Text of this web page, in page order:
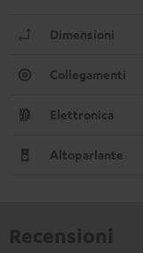
Dimensioni
Collegamenti
Elettronica
Altoparlante